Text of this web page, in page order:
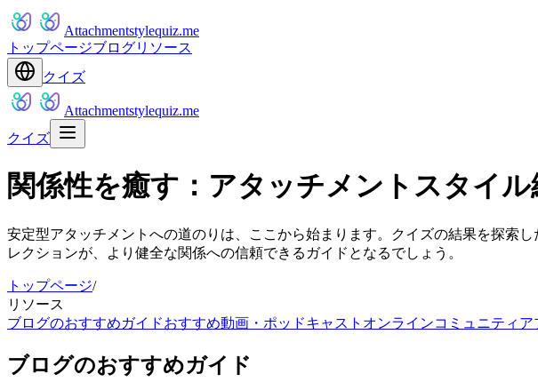
Attachmentstylequiz.me
トップページブログリソース
クイズ
Attachmentstylequiz.me
クイズ
関係性を癒す：アタッチメントスタイ
安定型アタッチメントへの道のりは、ここから始まります。クイズの結果を探索
レクションが、より健全な関係への信頼できるガイドとなるでしょう。
トップページ/
リソース
ブログのおすすめガイドおすすめ動画・ポッドキャスト オンラインコミュニティ ア
ブログのおすすめガイド